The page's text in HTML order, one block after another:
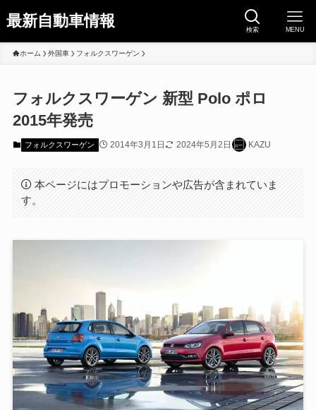
最新自動車情報 検索 MENU
ホーム 外国車 フォルクスワーゲン
フォルクスワーゲン 新型 Polo ポロ
2015年発売
フォルクスワーゲン 2014年3月1日 2024年5月2日 KAZU
本ページにはプロモーションや広告が含まれていま
す。